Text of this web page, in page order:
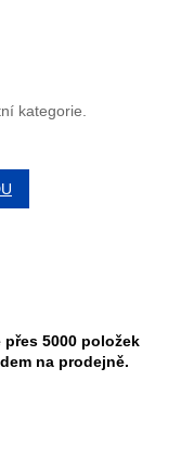
kategorie.
přes 5000 položek
na prodejně.